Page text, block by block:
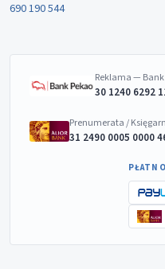
690 190 544
Reklama — Bank
30 1240 6292
Prenumerata /
31 2490 0005 0000